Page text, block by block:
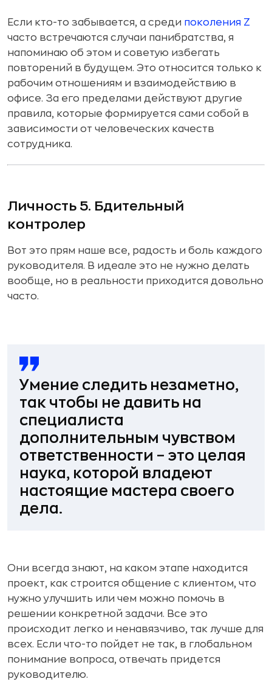
Если кто-то забывается, а среди поколения Z
часто встречаются случаи панибратства, я
напоминаю об этом и советую избегать
повторений в будущем. Это относится только к
рабочим отношениям и взаимодействию в
офисе. За его пределами действуют другие
правила, которые формируется сами собой в
зависимости от человеческих качеств
сотрудника.
Личность 5. Бдительный
контролер
Вот это прям наше все, радость и боль каждого
руководителя. В идеале это не нужно делать
вообще, но в реальности приходится довольно
часто.
Умение следить незаметно,
так чтобы не давить на
специалиста
дополнительным чувством
ответственности – это целая
наука, которой владеют
настоящие мастера своего
дела.
Они всегда знают, на каком этапе находится
проект, как строится общение с клиентом, что
нужно улучшить или чем можно помочь в
решении конкретной задачи. Все это
происходит легко и ненавязчиво, так лучше для
всех. Если что-то пойдет не так, в глобальном
понимание вопроса, отвечать придется
руководителю.